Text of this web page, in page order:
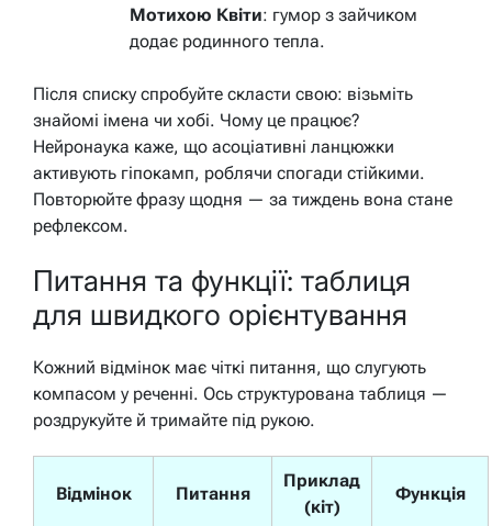
Мотихою Квіти: гумор з зайчиком
додає родинного тепла.
Після списку спробуйте скласти свою: візьміть
знайомі імена чи хобі. Чому це працює?
Нейронаука каже, що асоціативні ланцюжки
активують гіпокамп, роблячи спогади стійкими.
Повторюйте фразу щодня — за тиждень вона стане
рефлексом.
Питання та функції: таблиця
для швидкого орієнтування
Кожний відмінок має чіткі питання, що слугують
компасом у реченні. Ось структурована таблиця —
роздрукуйте й тримайте під рукою.
Відмінок Питання
Приклад
(кіт)
Функція